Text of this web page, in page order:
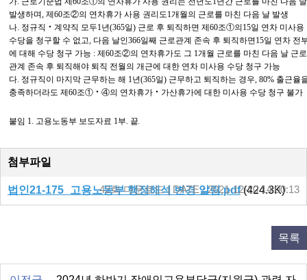
발생하며, 제 60조②의 연차휴가 사용 권리도1개월의 근로를 마친 다음 날 발생
나. 정규직 ‧ 계약직 모두1년(365일) 근로 후 퇴직하면 제 60조①의 15일 연차 미사용
수당을 청구할 수 없고, 다음 날인366일째 근로관계 존속 후 퇴직하면 15일 연차 전
에 대해 수당 청구 가능 : 제 60조②의 연차휴가도 그 1개월 근로를 마친 다음 날 근로
관계 존속 후 퇴직해야 퇴직 전월의 개근에 대한 연차 미사용 수당 청구 가능
다. 정규직이 마지막 근무하는 해 1년(365일) 근무하고 퇴직하는 경우, 80% 출근율
충족하더라도 제 60조①‧④의 연차휴가‧ 가산휴가에 대한 미사용 수당 청구 불가
붙임 1. 고용노동부 보도자료 1부. 끝.
첨부파일
법인21-175_고용노동부 행정해석 변경 알림.pdf(424.3K)
42회 다운로드 | DATE : 2021-12-20 14:00:13
목록